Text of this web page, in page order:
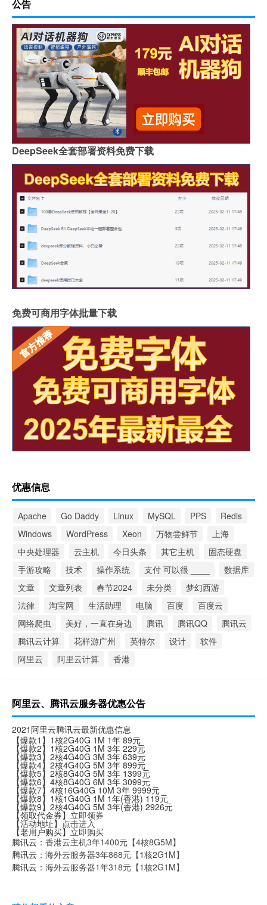
公告
DeepSeek全套部署资料免费下载
免费可商用字体批量下载
优惠信息
Apache Go Daddy Linux MySQL PPS
Redis
Windows
WordPress Xeon 万物尝鲜节
上海
中央处理器
云主机 今日头条 其它主机
固态硬盘
手游攻略
技术 操作系统 支付 可以很 ____
数据库
文章
文章列表 春节2024 未分类
梦幻西游
法律
淘宝网 生活助理 电脑 百度
百度云
网络爬虫
美好，一直在身边 腾讯 腾讯QQ
腾讯云
腾讯云计算
花样游广州 英特尔 设计
软件
阿里云
阿里云计算 香港
阿里云、腾讯云服务器优惠公告
2021阿里云腾讯云最新优惠信息
【爆款1】1核2G40G 1M 1年 89元
【爆款2】1核2G40G 1M 3年 229元
【爆款3】2核4G40G 3M 3年 639元
【爆款4】2核4G40G 5M 3年 899元
【爆款5】2核8G40G 5M 3年 1399元
【爆款6】4核8G40G 6M 3年 3099元
【爆款7】4核16G40G 10M 3年 9999元
【爆款8】1核1G40G 1M 1年(香港) 119元
【爆款9】2核4G40G 5M 3年(香港) 2926元
【领取代金券】 立即领券
【活动地址】 点击进入
【老用户购买】立即购买
腾讯云： 香港云主机3年1400元【4核8G5M】
腾讯云： 海外云服务器3年868元【1核2G1M】
腾讯云： 海外云服务器1年318元【1核2G1M】